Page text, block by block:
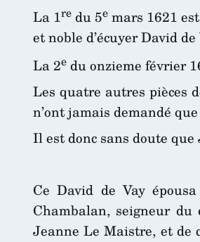
La 1re du 5e mars 1621
et noble d’écuyer David
La 2e du onzieme février
Les quatre autres pièces
n’ont jamais demandé
Il est donc sans doute
Ce David de Vay
Chambalan, seigneur
Jeanne Le Maistre, et de